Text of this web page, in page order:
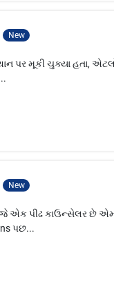
New
મૂકી ચુક્યા હતા, એટલો
New
એક પીઢ કાઉન્સેલર છે
પછ...